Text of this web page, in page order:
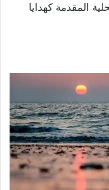
المقدمة كهدايا